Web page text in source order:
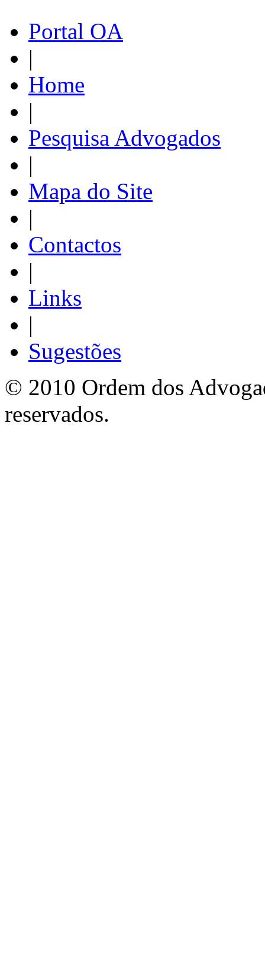
Portal OA
|
Home
|
Pesquisa Advogados
|
Mapa do Site
|
Contactos
|
Links
|
Sugestões
© 2010 Ordem dos
reservados.